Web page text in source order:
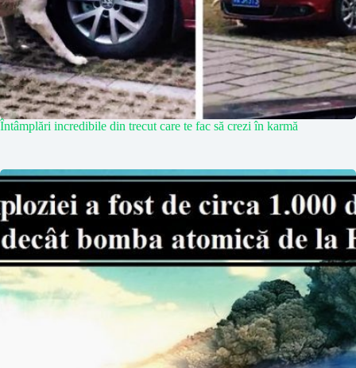
Întâmplări incredibile din trecut care te fac să crezi în karmă